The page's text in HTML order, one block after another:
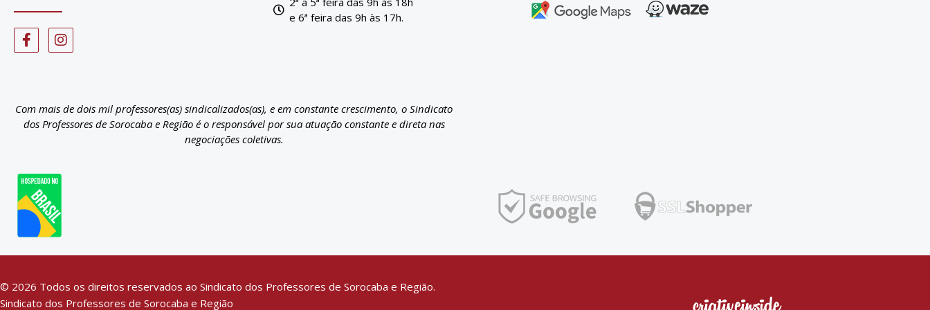
e 6ª feira das 9h às 17h.
Com mais de dois mil professores(as) sindicalizados(as), e em constante crescimento, o Sindicato
dos Professores de Sorocaba e Região é o responsável por sua atuação constante e direta nas
negociações coletivas.
© 2026 Todos os direitos reservados ao Sindicato dos Professores de Sorocaba e Região.
Sindicato dos Professores de Sorocaba e Região